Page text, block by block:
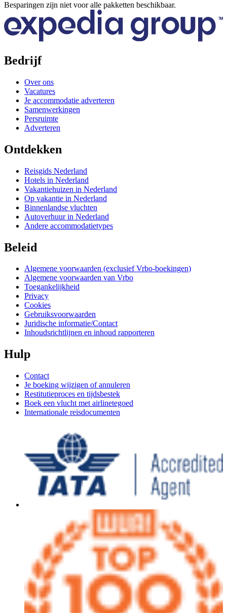
Besparingen zijn niet voor alle pakketten beschikbaar.
Bedrijf
Over ons
Vacatures
Je accommodatie adverteren
Samenwerkingen
Persruimte
Adverteren
Ontdekken
Reisgids Nederland
Hotels in Nederland
Vakantiehuizen in Nederland
Op vakantie in Nederland
Binnenlandse vluchten
Autoverhuur in Nederland
Andere accommodatietypes
Beleid
Algemene voorwaarden (exclusief Vrbo-boekingen)
Algemene voorwaarden van Vrbo
Toegankelijkheid
Privacy
Cookies
Gebruiksvoorwaarden
Juridische informatie/Contact
Inhoudsrichtlijnen en inhoud rapporteren
Hulp
Contact
Je boeking wijzigen of annuleren
Restitutieproces en tijdsbestek
Boek een vlucht met airlinetegoed
Internationale reisdocumenten